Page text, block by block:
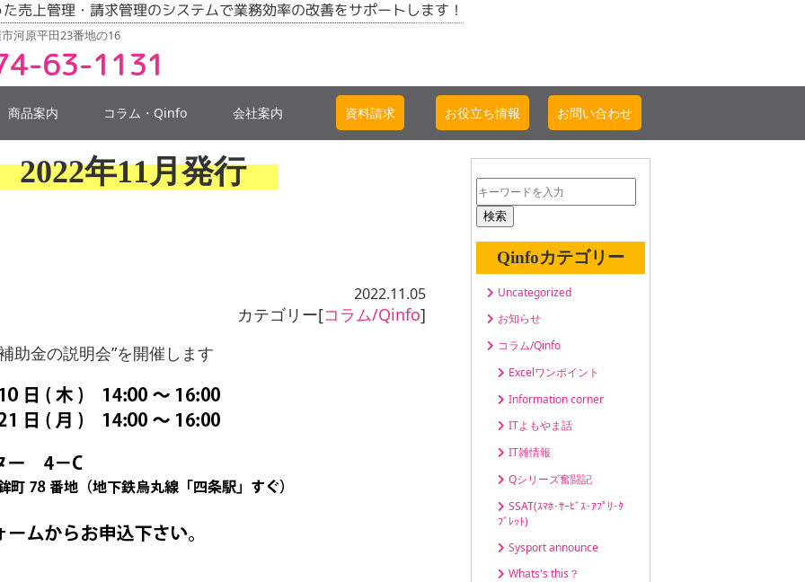
売上管理・請求管理のシステムで業務効率の改善をサポートします！
河原平田23番地の16
63-1131
商品案内 コラム・Qinfo 会社案内 資料請求 お役立ち情報 お問い合わせ
年11月発行
2022.11.05
カテゴリー[コラム/Qinfo]
助金の説明会”を開催します
検索
Qinfoカテゴリー
Uncategorized
お知らせ
コラム/Qinfo
Excelワンポイント
Information corner
ITよもやま話
IT雑情報
Qシリーズ奮闘記
SSAT(ｽﾏﾎ･ｻｰﾋﾞｽ･ｱﾌﾟﾘ･ﾀ
ﾌﾞﾚｯﾄ)
Sysport announce
Whats's this？